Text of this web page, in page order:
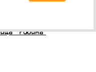
- Родина"